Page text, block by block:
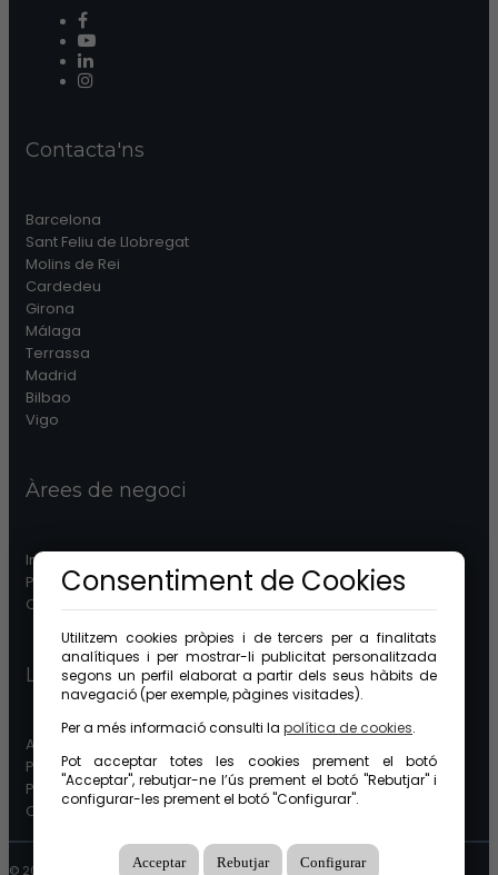
Contacta'ns
Barcelona
Sant Feliu de Llobregat
Molins de Rei
Cardedeu
Girona
Málaga
Terrassa
Madrid
Bilbao
Vigo
Àrees de negoci
Immobiliària
Patrimonis
Comunitats
Legal
Avís legal
Protecció de dades
Política de cookies
Canal étic
© 2026 GuinotPrunera Tots els drets reservats |Creat amb Mobilia
Consentiment de Cookies
Utilitzem cookies pròpies i de tercers per a finalitats
analítiques i per mostrar-li publicitat personalitzada
segons un perfil elaborat a partir dels seus hàbits de
navegació (per exemple, pàgines visitades).
Per a més informació consulti la política de cookies.
Pot acceptar totes les cookies prement el botó
"Acceptar", rebutjar-ne l’ús prement el botó "Rebutjar" i
configurar-les prement el botó "Configurar".
Acceptar Rebutjar Configurar